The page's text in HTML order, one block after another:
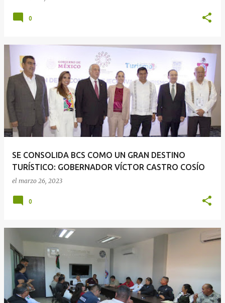
0
SE CONSOLIDA BCS COMO UN GRAN DESTINO
TURÍSTICO: GOBERNADOR VÍCTOR CASTRO COSÍO
el marzo 26, 2023
0